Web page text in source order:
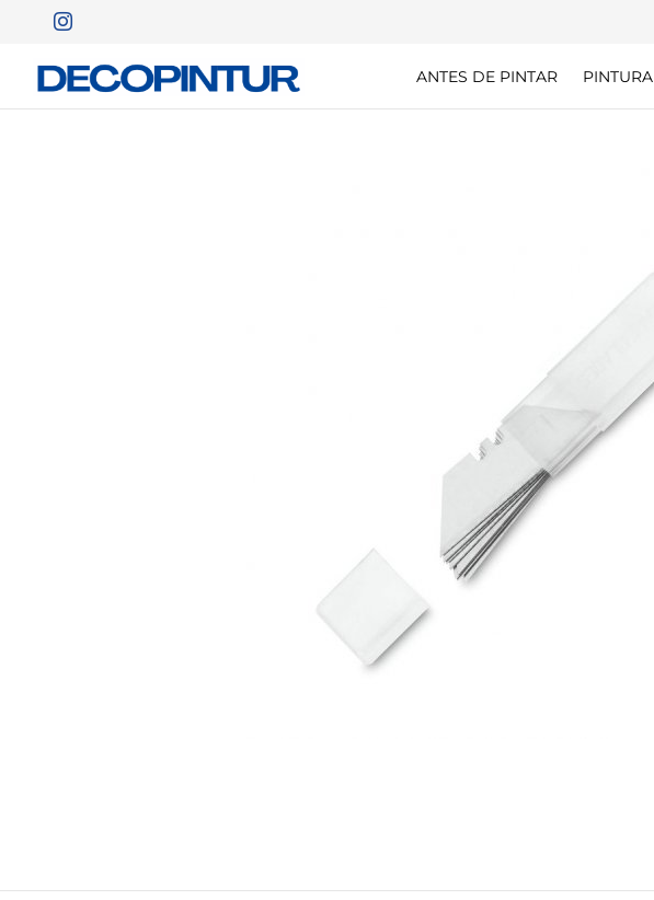
ANTES DE PINTAR PINTURA